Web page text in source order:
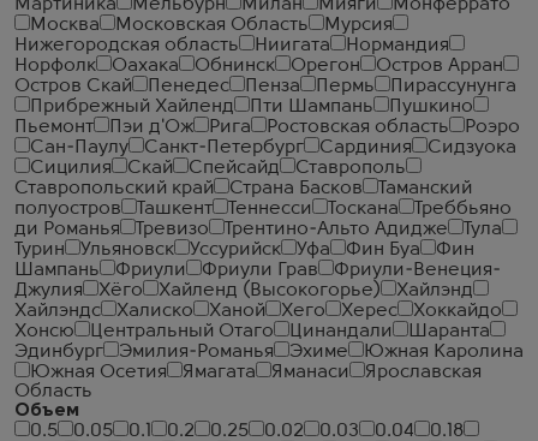
Мартиника
Мельбурн Милан Мияги
Монферрато
Москва
Московская Область
Мурсия
Нижегородская область
Ниигата
Нормандия
Норфолк
Оахака Обнинск Орегон
Остров Арран
Остров Скай
Пенедес Пенза Пермь
Пирассунунга
Прибрежный Хайленд
Пти Шампань
Пушкино
Пьемонт
Пэи д'Ож Рига Ростовская область
Роэро
Сан-Паулу
Санкт-Петербург Сардиния
Сидзуока
Сицилия
Скай Спейсайд
Ставрополь
Ставропольский край
Страна Басков
Таманский
полуостров
Ташкент Теннесси Тоскана
Треббьяно
ди Романья
Тревизо Трентино-Альто Адидже
Тула
Турин
Ульяновск Уссурийск Уфа Фин Буа
Фин
Шампань
Фриули Фриули Грав
Фриули-Венеция-
Джулия
Хёго Хайленд (Высокогорье)
Хайлэнд
Хайлэндс
Халиско Ханой Хего Херес
Хоккайдо
Хонсю
Центральный Отаго Цинандали
Шаранта
Эдинбург
Эмилия-Романья Эхиме
Южная Каролина
Южная Осетия
Ямагата Яманаси
Ярославская
Область
Объем
0.5
0.05 0.1 0.2 0.25 0.02 0.03 0.04
0.18